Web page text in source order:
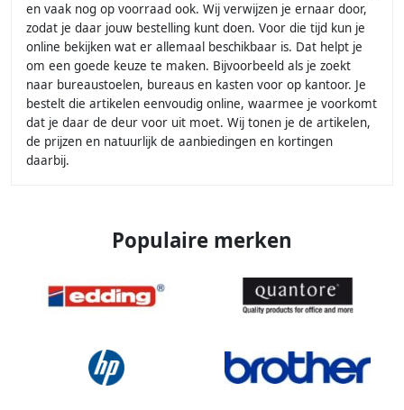
en vaak nog op voorraad ook. Wij verwijzen je ernaar door,
zodat je daar jouw bestelling kunt doen. Voor die tijd kun je
online bekijken wat er allemaal beschikbaar is. Dat helpt je
om een goede keuze te maken. Bijvoorbeeld als je zoekt
naar bureaustoelen, bureaus en kasten voor op kantoor. Je
bestelt die artikelen eenvoudig online, waarmee je voorkomt
dat je daar de deur voor uit moet. Wij tonen je de artikelen,
de prijzen en natuurlijk de aanbiedingen en kortingen
daarbij.
Populaire merken